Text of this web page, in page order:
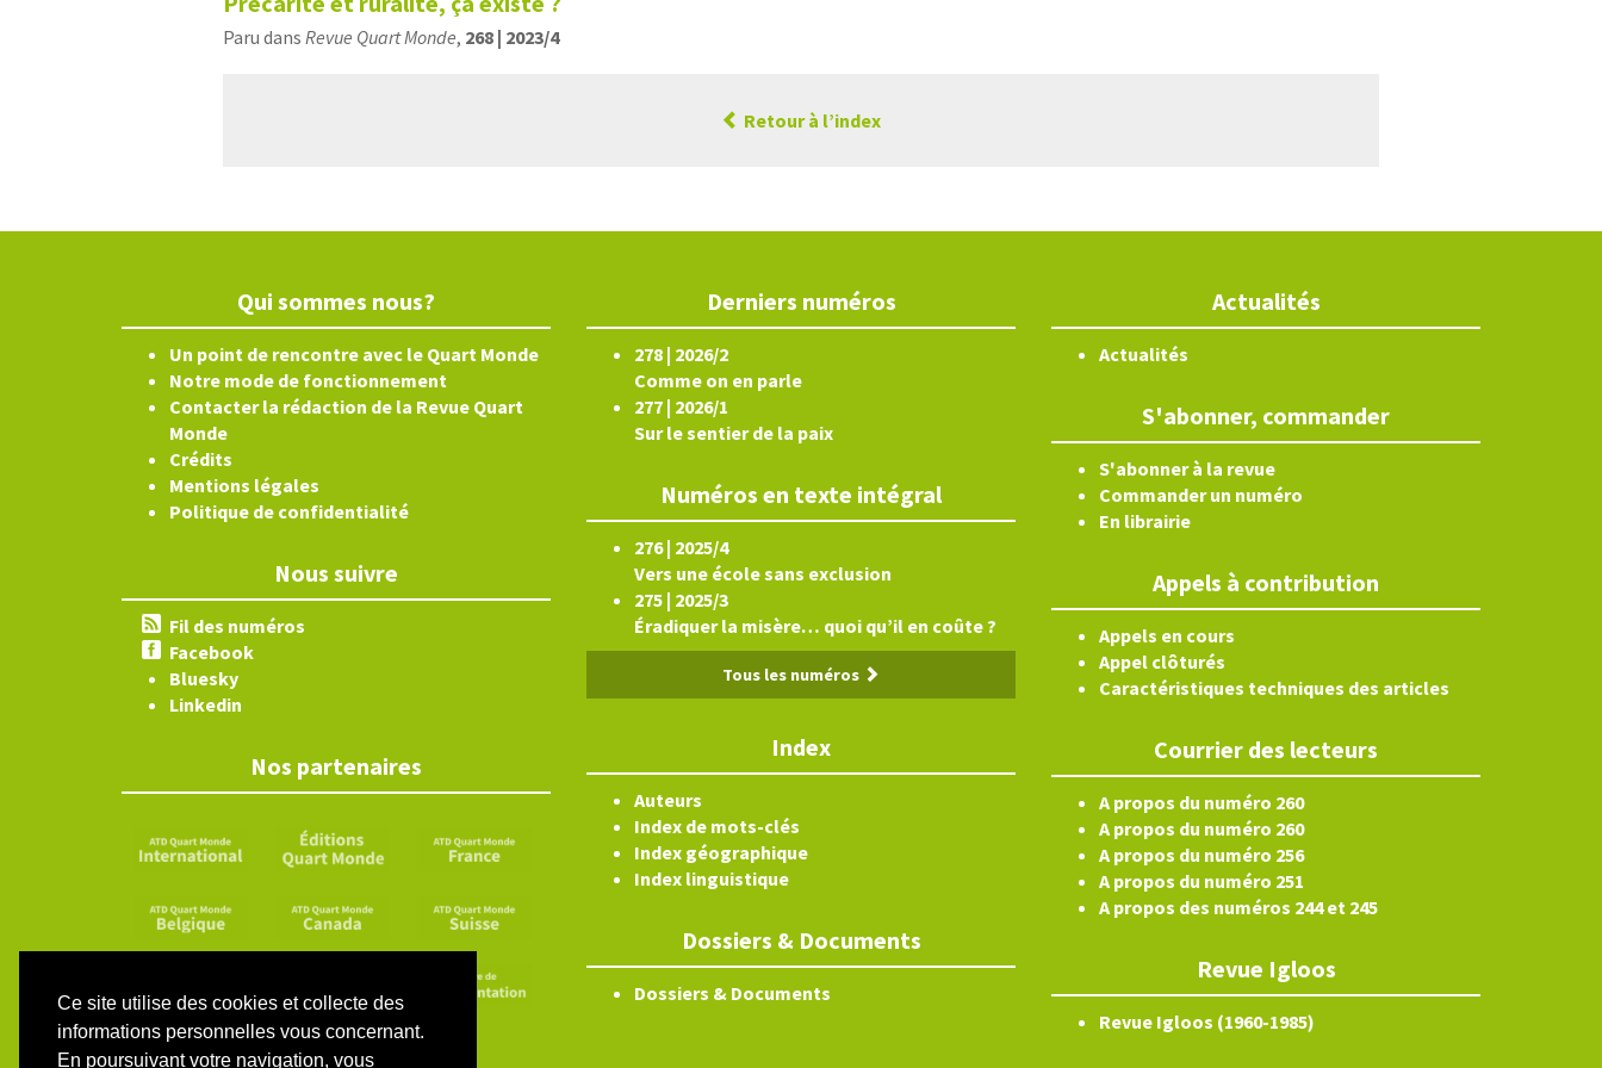
Ce site utilise des cookies et collecte des
informations personnelles vous concernant.
En poursuivant votre navigation, vous
Paru dans Revue Quart Monde, 268 | 2023/4
Retour à l’index
Qui sommes nous?
Un point de rencontre avec le Quart Monde
Notre mode de fonctionnement
Contacter la rédaction de la Revue Quart
Monde
Crédits
Mentions légales
Politique de confidentialité
Nous suivre
Fil des numéros
Facebook
Bluesky
Linkedin
Nos partenaires
Derniers numéros
278 | 2026/2
Comme on en parle
277 | 2026/1
Sur le sentier de la paix
Numéros en texte intégral
276 | 2025/4
Vers une école sans exclusion
275 | 2025/3
Éradiquer la misère… quoi qu’il en coûte ?
Tous les numéros
Index
Auteurs
Index de mots-clés
Index géographique
Index linguistique
Dossiers & Documents
Dossiers & Documents
Actualités
Actualités
S'abonner, commander
S'abonner à la revue
Commander un numéro
En librairie
Appels à contribution
Appels en cours
Appel clôturés
Caractéristiques techniques des articles
Courrier des lecteurs
A propos du numéro 260
A propos du numéro 260
A propos du numéro 256
A propos du numéro 251
A propos des numéros 244 et 245
Revue Igloos
Revue Igloos (1960-1985)